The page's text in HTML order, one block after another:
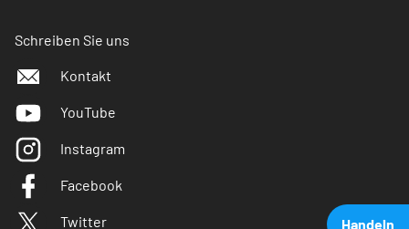
Handeln
Schreiben Sie uns
Kontakt
YouTube
Instagram
Facebook
Twitter